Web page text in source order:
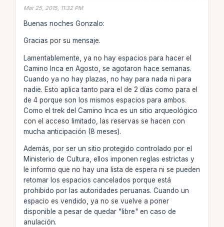
Mar 25, 2015, 11:32 PM
Buenas noches Gonzalo:
Gracias por su mensaje.
Lamentablemente, ya no hay espacios para hacer el
Camino Inca en Agosto, se agotaron hace semanas.
Cuando ya no hay plazas, no hay para nada ni para
nadie. Esto aplica tanto para el de 2 días como para el
de 4 porque son los mismos espacios para ambos.
Como el trek del Camino Inca es un sitio arqueológico
con el acceso limitado, las reservas se hacen con
mucha anticipación (8 meses).
Además, por ser un sitio protegido controlado por el
Ministerio de Cultura, ellos imponen reglas estrictas y
le informo que no hay una lista de espera ni se pueden
retomar los espacios cancelados porque está
prohibido por las autoridades peruanas. Cuando un
espacio es vendido, ya no se vuelve a poner
disponible a pesar de quedar "libre" en caso de
anulación.